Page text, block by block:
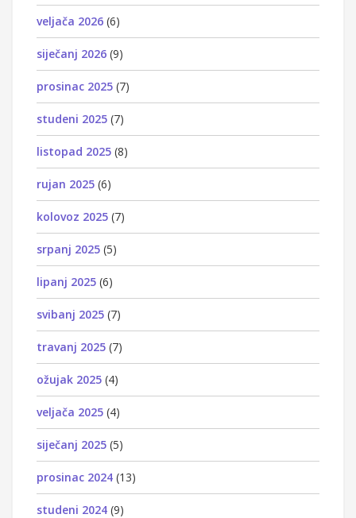
veljača 2026 (6)
siječanj 2026 (9)
prosinac 2025 (7)
studeni 2025 (7)
listopad 2025 (8)
rujan 2025 (6)
kolovoz 2025 (7)
srpanj 2025 (5)
lipanj 2025 (6)
svibanj 2025 (7)
travanj 2025 (7)
ožujak 2025 (4)
veljača 2025 (4)
siječanj 2025 (5)
prosinac 2024 (13)
studeni 2024 (9)